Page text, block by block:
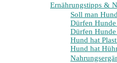
Ernährungstipps &
Soll man
Dürfen
Dürfen Hunde
Hund hat
Hund hat